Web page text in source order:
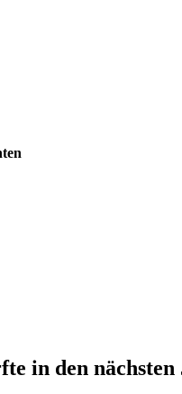
in den nächsten